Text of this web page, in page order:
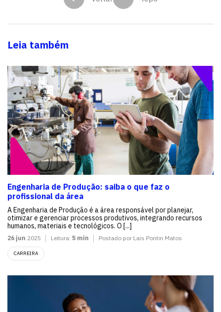
Leia também
Engenharia de Produção: saiba o que faz o
profissional da área
A Engenharia de Produção é a área responsável por planejar,
otimizar e gerenciar processos produtivos, integrando recursos
humanos, materiais e tecnológicos. O [...]
26 jun 2025 Leitura: 5 min Postado por Lais Pontin Matos
CARREIRA